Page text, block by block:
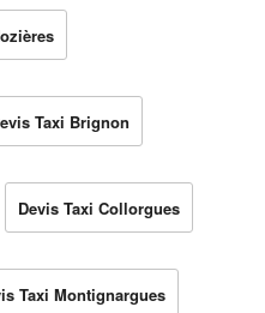
Taxi Brignon
Devis Taxi Collorgues
Taxi Montignargues